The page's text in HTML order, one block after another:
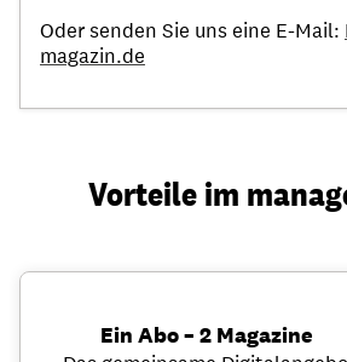
Oder senden Sie uns eine E-Mail:
magazin.de
Vorteile im
Ein Abo – 2 Magazine